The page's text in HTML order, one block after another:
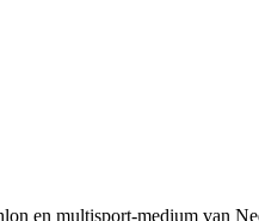
en multisport-medium van